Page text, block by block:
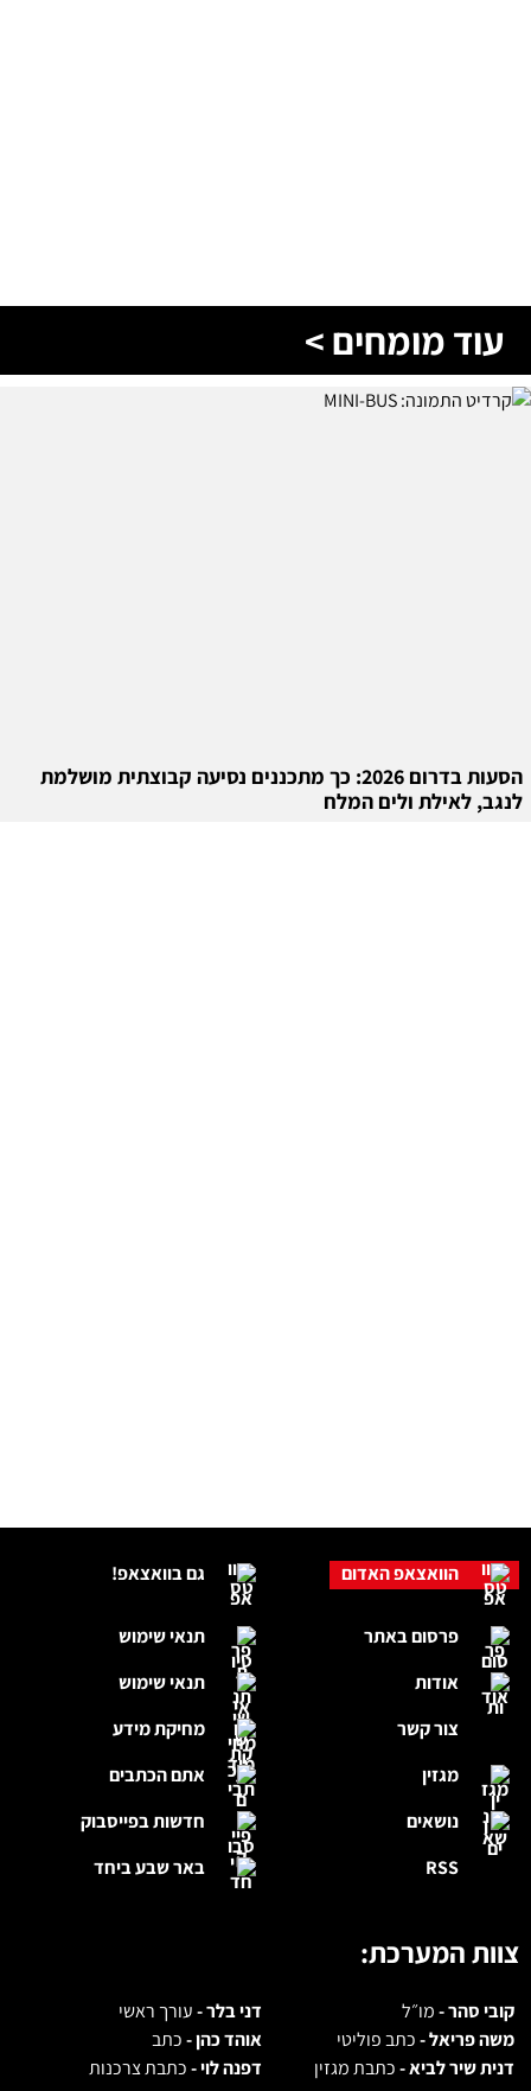
עוד מומחים >
הסעות בדרום 2026: כך מתכננים נסיעה קבוצתית מושלמת
לנגב, לאילת ולים המלח
גם בוואצאפ!
תנאי שימוש
תנאי שימוש
מחיקת מידע
אתם הכתבים
חדשות בפייסבוק
באר שבע ביחד
הוואצאפ האדום
פרסום באתר
אודות
צור קשר
מגזין
נושאים
RSS
צוות המערכת:
קובי סהר -מו״ל דני בלר -עורך ראשי
משה פריאל -כתב פוליטי אוהד כהן -כתב
דנית שיר לביא -כתבת מגזין דפנה לוי -כתבת צרכנות